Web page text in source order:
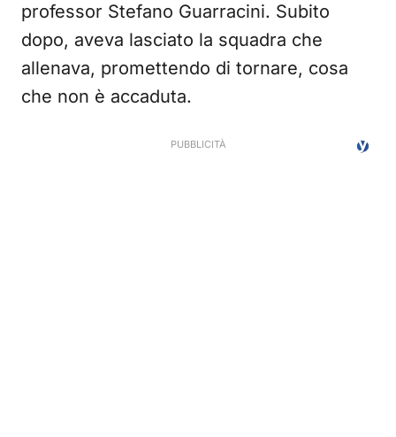
professor Stefano Guarracini. Subito
dopo, aveva lasciato la squadra che
allenava, promettendo di tornare, cosa
che non è accaduta.